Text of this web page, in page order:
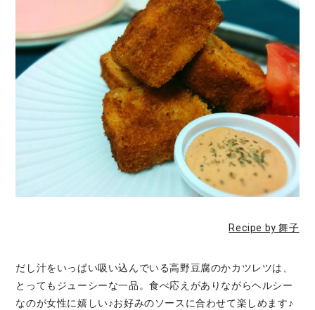
Recipe by 舞子
だし汁をいっぱい吸い込んでいる高野豆腐のかカツレツは、
とってもジューシーな一品。食べ応えがありながらヘルシー
なのが女性に嬉しい♪お好みのソースに合わせて楽しめます♪